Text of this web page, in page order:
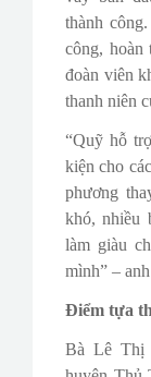
thành
công, hoàn
đoàn viên
thanh niên
“Quỹ hỗ
kiện cho
phương
khó, nhiều
làm giàu
mình” –
Điểm tựa
Bà Lê Thị